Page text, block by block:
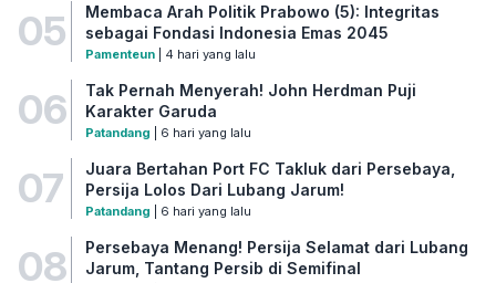
05
Membaca Arah Politik Prabowo (5): Integritas
sebagai Fondasi Indonesia Emas 2045
Pamenteun| 4 hari yang lalu
06
Tak Pernah Menyerah! John Herdman Puji
Karakter Garuda
Patandang | 6 hari yang lalu
07
Juara Bertahan Port FC Takluk dari Persebaya,
Persija Lolos Dari Lubang Jarum!
Patandang | 6 hari yang lalu
08
Persebaya Menang! Persija Selamat dari Lubang
Jarum, Tantang Persib di Semifinal